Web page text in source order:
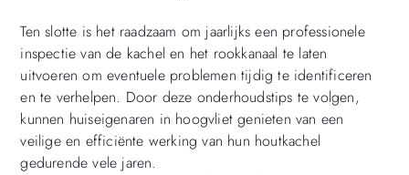
Ten slotte is het raadzaam om jaarlijks een professionele
inspectie van de kachel en het rookkanaal te laten
uitvoeren om eventuele problemen tijdig te identificeren
en te verhelpen. Door deze onderhoudstips te volgen,
kunnen huiseigenaren in hoogvliet genieten van een
veilige en efficiënte werking van hun houtkachel
gedurende vele jaren.